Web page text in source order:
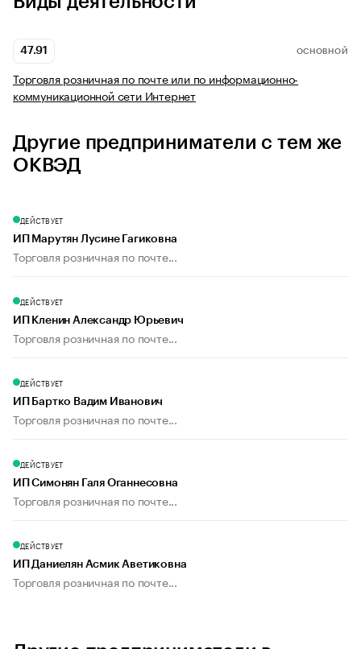
47.91 ОСНОВНОЙ
Торговля розничная по почте или по информационно-
коммуникационной сети Интернет
Другие предприниматели с тем же
ОКВЭД
ДЕЙСТВУЕТ
ИП Марутян Лусине Гагиковна
Торговля розничная по почте...
ДЕЙСТВУЕТ
ИП Кленин Александр Юрьевич
Торговля розничная по почте...
ДЕЙСТВУЕТ
ИП Бартко Вадим Иванович
Торговля розничная по почте...
ДЕЙСТВУЕТ
ИП Симонян Галя Оганнесовна
Торговля розничная по почте...
ДЕЙСТВУЕТ
ИП Даниелян Асмик Аветиковна
Торговля розничная по почте...